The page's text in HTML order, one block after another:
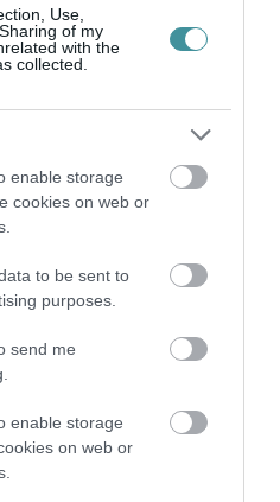
Use,
of my
with the
collected.
enable storage
cookies on web or
to be sent to
purposes.
send me
enable storage
on web or
GARÁZSBÓL: CHERY TIGGO 9
– A KÍNAI PR...
06|
LÁNGOLTAK SZERDÁN
06|Riasztó
NYOMÁST A FIUNKRA” –
06
A MARKHOT FERENC
TÖBB MINT 70 ...
06